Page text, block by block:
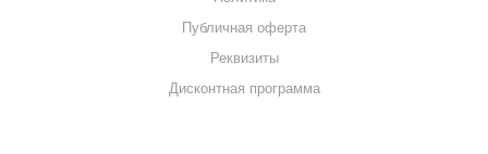
Публичная оферта
Реквизиты
Дисконтная программа